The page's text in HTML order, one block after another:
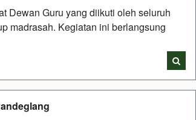
Dewan Guru yang diikuti oleh seluruh
madrasah. Kegiatan ini berlangsung